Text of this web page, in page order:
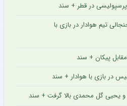
در قطر + سند
تیم هوادار در بازی با
پیکان + سند
در بازی با هوادار + سند
و یحیی گل محمدی بالا گرفت + سند